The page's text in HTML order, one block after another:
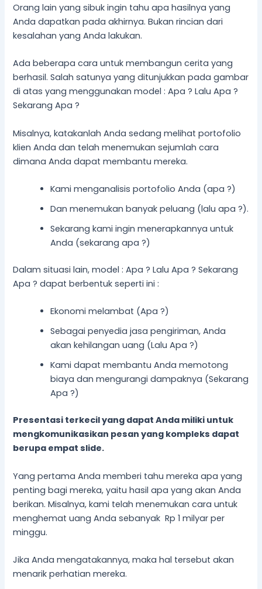
Orang lain yang sibuk ingin tahu apa hasilnya yang
Anda dapatkan pada akhirnya. Bukan rincian dari
kesalahan yang Anda lakukan.
Ada beberapa cara untuk membangun cerita yang
berhasil. Salah satunya yang ditunjukkan pada gambar
di atas yang menggunakan model : Apa ? Lalu Apa ?
Sekarang Apa ?
Misalnya, katakanlah Anda sedang melihat portofolio
klien Anda dan telah menemukan sejumlah cara
dimana Anda dapat membantu mereka.
Kami menganalisis portofolio Anda (apa ?)
Dan menemukan banyak peluang (lalu apa ?).
Sekarang kami ingin menerapkannya untuk
Anda (sekarang apa ?)
Dalam situasi lain, model : Apa ? Lalu Apa ? Sekarang
Apa ? dapat berbentuk seperti ini :
Ekonomi melambat (Apa ?)
Sebagai penyedia jasa pengiriman, Anda
akan kehilangan uang (Lalu Apa ?)
Kami dapat membantu Anda memotong
biaya dan mengurangi dampaknya (Sekarang
Apa ?)
Presentasi terkecil yang dapat Anda miliki untuk
mengkomunikasikan pesan yang kompleks dapat
berupa empat slide.
Yang pertama Anda memberi tahu mereka apa yang
penting bagi mereka, yaitu hasil apa yang akan Anda
berikan. Misalnya, kami telah menemukan cara untuk
menghemat uang Anda sebanyak Rp 1 milyar per
minggu.
Jika Anda mengatakannya, maka hal tersebut akan
menarik perhatian mereka.